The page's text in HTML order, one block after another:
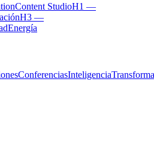
Content StudioH1 —
H3 —
Energía
ConferenciasInteligencia